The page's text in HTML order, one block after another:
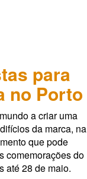
para
no Porto
a criar uma
da marca, na
que pode
comemorações do
até 28 de maio.